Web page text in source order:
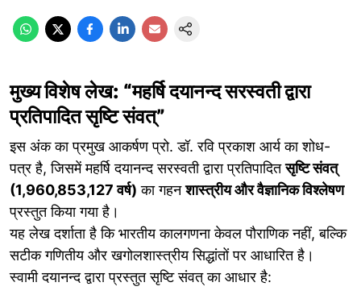
मुख्य विशेष लेख: “महर्षि दयानन्द सरस्वती द्वारा
प्रतिपादित सृष्टि संवत्”
इस अंक का प्रमुख आकर्षण प्रो. डॉ. रवि प्रकाश आर्य का शोध-
पत्र है, जिसमें महर्षि दयानन्द सरस्वती द्वारा प्रतिपादितसृष्टि संवत्
(1,960,853,127 वर्ष) का गहनशास्त्रीय और वैज्ञानिक विश्लेषण
प्रस्तुत किया गया है।
यह लेख दर्शाता है कि भारतीय कालगणना केवल पौराणिक नहीं, बल्कि
सटीक गणितीय और खगोलशास्त्रीय सिद्धांतों पर आधारित है।
स्वामी दयानन्द द्वारा प्रस्तुत सृष्टि संवत् का आधार है: